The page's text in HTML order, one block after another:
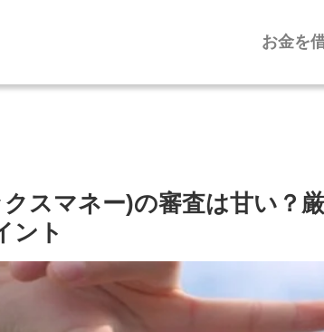
お金を
スマネー)の審査は甘い？
ント